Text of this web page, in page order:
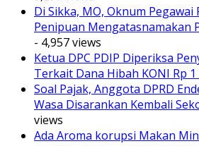
Di Sikka, MO, Oknum Pegawai
Penipuan Mengatasnamakan
- 4,957 views
Ketua DPC PDIP Diperiksa
Terkait Dana Hibah KONI Rp
Soal Pajak, Anggota DPRD
Wasa Disarankan Kembali
views
Ada Aroma korupsi Makan